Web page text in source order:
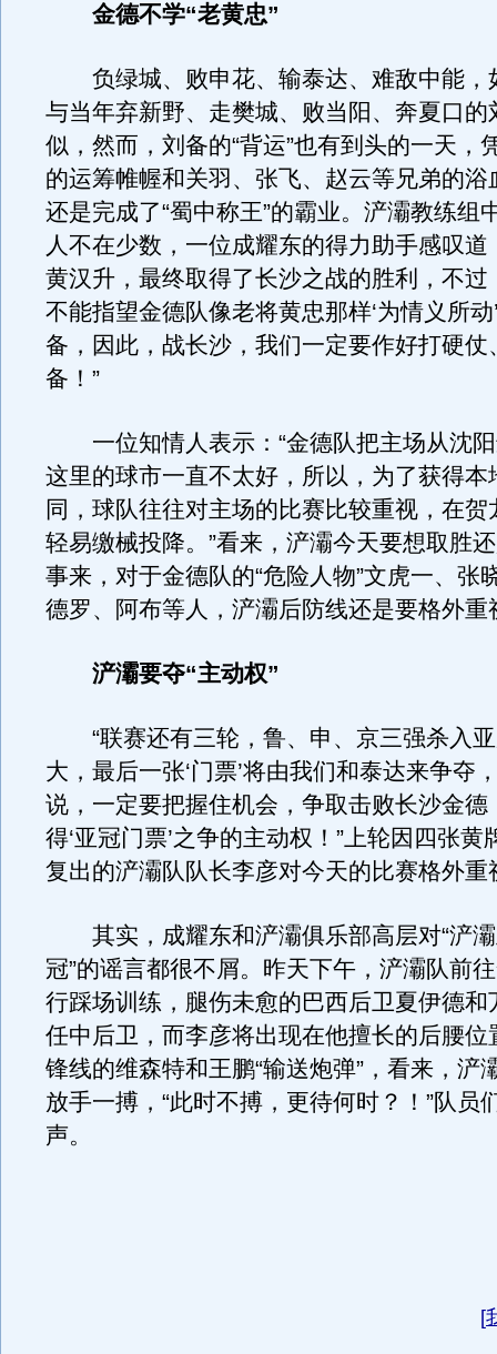
金德不学“老黄忠”
负绿城、败申花、输泰达、难敌中能，
与当年弃新野、走樊城、败当阳、奔夏口的
似，然而，刘备的“背运”也有到头的一天，
的运筹帷幄和关羽、张飞、赵云等兄弟的浴
还是完成了“蜀中称王”的霸业。浐灞教练组
人不在少数，一位成耀东的得力助手感叹道
黄汉升，最终取得了长沙之战的胜利，不过
不能指望金德队像老将黄忠那样‘为情义所动
备，因此，战长沙，我们一定要作好打硬仗
备！”
一位知情人表示：“金德队把主场从沈阳
这里的球市一直不太好，所以，为了获得本
同，球队往往对主场的比赛比较重视，在贺
轻易缴械投降。”看来，浐灞今天要想取胜
事来，对于金德队的“危险人物”文虎一、张
德罗、阿布等人，浐灞后防线还是要格外重
浐灞要夺“主动权”
“联赛还有三轮，鲁、申、京三强杀入亚
大，最后一张‘门票’将由我们和泰达来争夺
说，一定要把握住机会，争取击败长沙金德
得‘亚冠门票’之争的主动权！”上轮因四张黄
复出的浐灞队队长李彦对今天的比赛格外重
其实，成耀东和浐灞俱乐部高层对“浐灞
冠”的谣言都很不屑。昨天下午，浐灞队前
行踩场训练，腿伤未愈的巴西后卫夏伊德和
任中后卫，而李彦将出现在他擅长的后腰位
锋线的维森特和王鹏“输送炮弹”，看来，浐
放手一搏，“此时不搏，更待何时？！”队员
声。
[